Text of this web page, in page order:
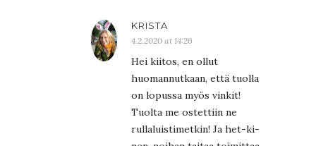
KRISTA
4.2.2020 at 14:26
Hei kiitos, en ollut
huomannutkaan, että tuolla
on lopussa myös vinkit!
Tuolta me ostettiin ne
rullaluistimetkin! Ja het-ki-